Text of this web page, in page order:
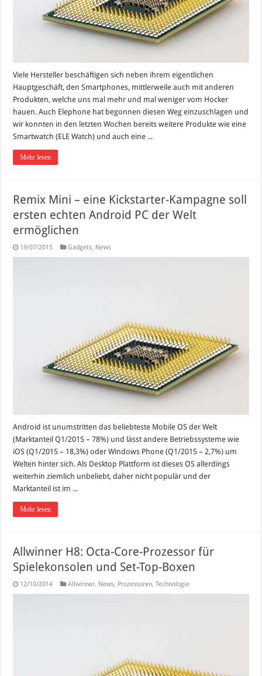
Viele Hersteller beschäftigen sich neben ihrem eigentlichen
Hauptgeschäft, den Smartphones, mittlerweile auch mit anderen
Produkten, welche uns mal mehr und mal weniger vom Hocker
hauen. Auch Elephone hat begonnen diesen Weg einzuschlagen und
wir konnten in den letzten Wochen bereits weitere Produkte wie eine
Smartwatch (ELE Watch) und auch eine ...
Mehr lesen
Remix Mini – eine Kickstarter-Kampagne soll
ersten echten Android PC der Welt
ermöglichen
19/07/2015 Gadgets, News
Android ist unumstritten das beliebteste Mobile OS der Welt
(Marktanteil Q1/2015 – 78%) und lässt andere Betriebssysteme wie
iOS (Q1/2015 – 18,3%) oder Windows Phone (Q1/2015 – 2,7%) um
Welten hinter sich. Als Desktop Plattform ist dieses OS allerdings
weiterhin ziemlich unbeliebt, daher nicht populär und der
Marktanteil ist im ...
Mehr lesen
Allwinner H8: Octa-Core-Prozessor für
Spielekonsolen und Set-Top-Boxen
12/10/2014 Allwinner, News, Prozessoren,Technologie